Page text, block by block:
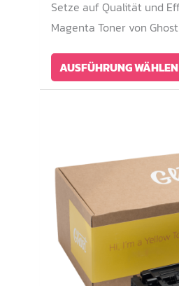
Setze auf Qualität und
Magenta Toner von
AUSFÜHRUNG WÄHLEN